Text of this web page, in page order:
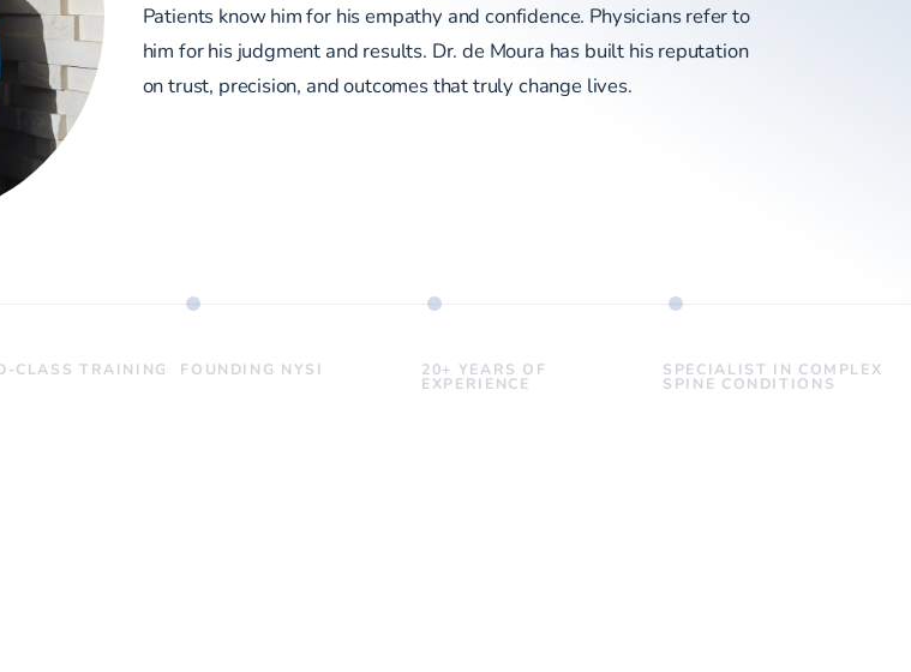
Patients know him for his empathy and confidence. Physicians refer to
him for his judgment and results. Dr. de Moura has built his reputation
on trust, precision, and outcomes that truly change lives.
CLASS TRAINING FOUNDING NYSI 20+ YEARS OF
EXPERIENCE
SPECIALIST IN COMPLEX
SPINE CONDITIONS